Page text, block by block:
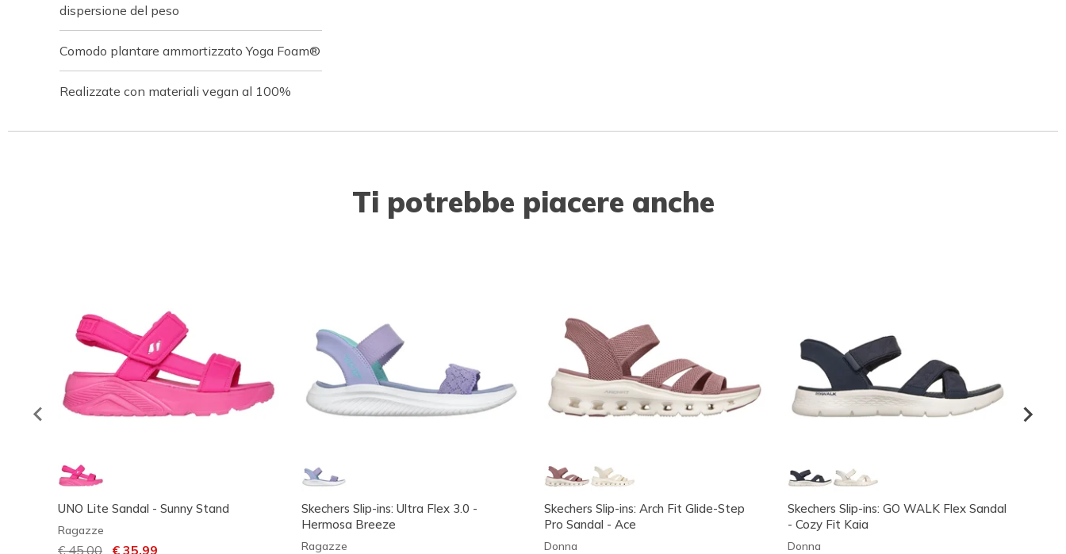
dispersione del peso
Comodo plantare ammortizzato Yoga Foam®
Realizzate con materiali vegan al 100%
Ti potrebbe piacere anche
UNO Lite Sandal - Sunny Stand
Ragazze
Prezzo ridotto da
€ 45,00 per
€ 35,99
Skechers Slip-ins: Ultra Flex 3.0 -
Hermosa Breeze
Ragazze
Skechers Slip-ins: Arch Fit Glide-Step
Pro Sandal - Ace
Donna
Skechers Slip-ins: GO WALK Flex Sandal
- Cozy Fit Kaia
Donna